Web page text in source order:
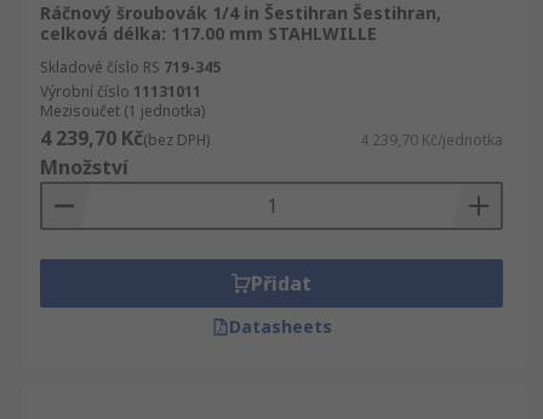
Ráčnový šroubovák 1/4 in Šestihran Šestihran,
celková délka: 117.00 mm STAHLWILLE
Skladové číslo RS 719-345
Výrobní číslo 11131011
Mezisoučet (1 jednotka)
4 239,70 Kč(bez DPH) 4 239,70 Kč/jednotka
Množství
Přidat
Datasheets